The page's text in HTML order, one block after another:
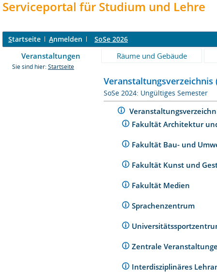
Serviceportal für Studium und Lehre
Startseite Anmelden SoSe 2026
Veranstaltungen Räume und Gebäude
Sie sind hier: Startseite
Veranstaltungsverzeichnis
SoSe 2024: Ungültiges Semester
Fakultät Architektur
Fakultät Bau- und
Fakultät Kunst und
Fakultät Medien
Sprachenzentrum
Zentrale
Interdisziplinäres